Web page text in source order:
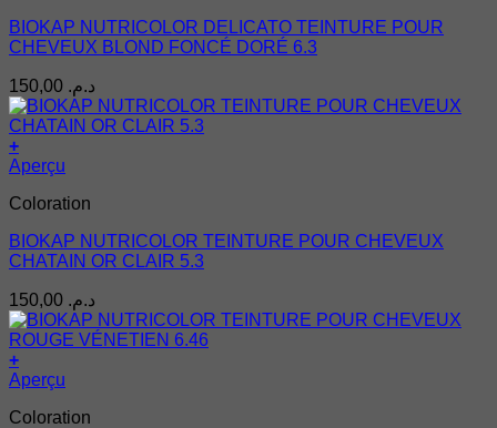
BIOKAP NUTRICOLOR DELICATO TEINTURE POUR
CHEVEUX BLOND FONCÉ DORÉ 6.3
د.م.
+
Aperçu
Coloration
BIOKAP NUTRICOLOR TEINTURE POUR CHEVEUX
CHATAIN OR CLAIR 5.3
د.م.
+
Aperçu
Coloration